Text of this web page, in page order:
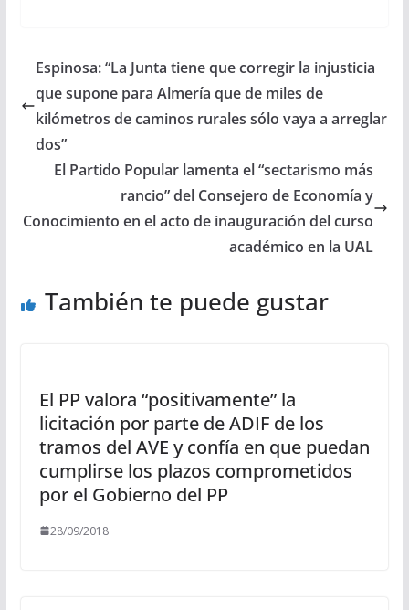
Espinosa: “La Junta tiene que corregir la injusticia
que supone para Almería que de miles de
kilómetros de caminos rurales sólo vaya a arreglar
dos”
El Partido Popular lamenta el “sectarismo más
rancio” del Consejero de Economía y
Conocimiento en el acto de inauguración del curso
académico en la UAL
También te puede gustar
El PP valora “positivamente” la
licitación por parte de ADIF de los
tramos del AVE y confía en que puedan
cumplirse los plazos comprometidos
por el Gobierno del PP
28/09/2018